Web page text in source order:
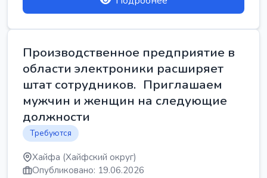
Производственное предприятие в
области электроники расширяет
штат сотрудников. Приглашаем
мужчин и женщин на следующие
должности
Требуются
Хайфа (Хайфский округ)
Опубликовано: 19.06.2026